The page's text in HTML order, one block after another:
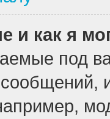
и как я
под